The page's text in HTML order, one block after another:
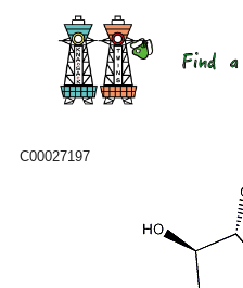
C00027197